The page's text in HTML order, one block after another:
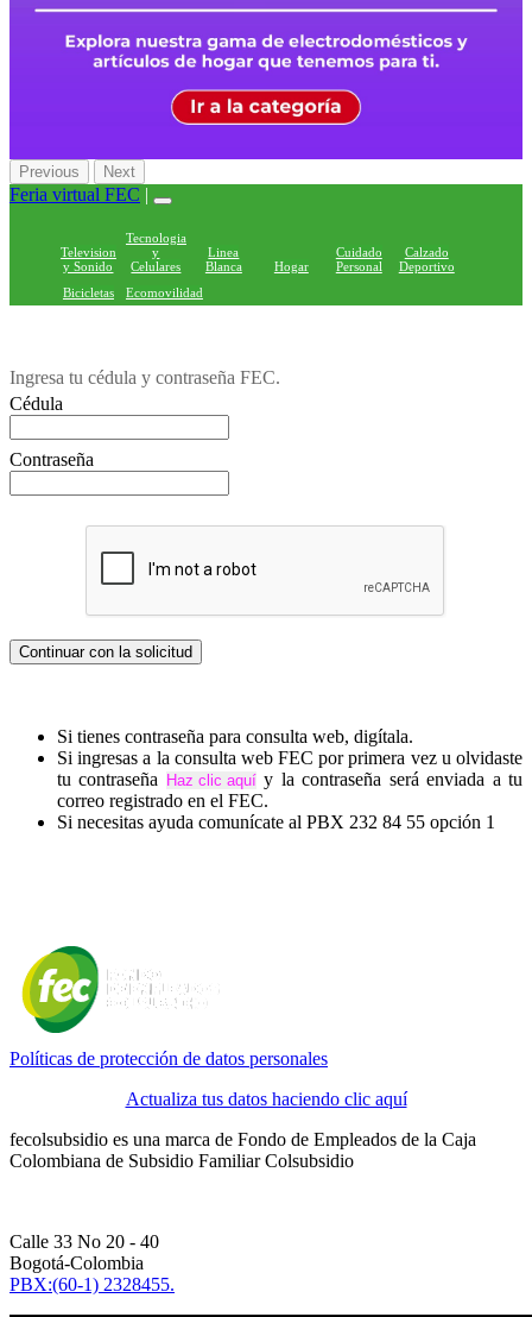
Previous Next
Feria virtual FEC |
Television
y Sonido
Tecnologia
y
Celulares
Linea
Blanca
Hogar
Cuidado
Personal
Calzado
Deportivo
Bicicletas
Ecomovilidad
Ingresa tu cédula y contraseña FEC.
Cédula
Contraseña
Si tienes contraseña para consulta web, digítala.
Si ingresas a la consulta web FEC por primera vez u olvidaste
tu contraseña
y la contraseña será enviada a tu
correo registrado en el FEC.
Si necesitas ayuda comunícate al PBX 232 84 55 opción 1
Políticas de protección de datos personales
Actualiza tus datos haciendo clic aquí
fecolsubsidio es una marca de Fondo de Empleados de la Caja
Colombiana de Subsidio Familiar Colsubsidio
Calle 33 No 20 - 40
Bogotá-Colombia
PBX:(60-1) 2328455.